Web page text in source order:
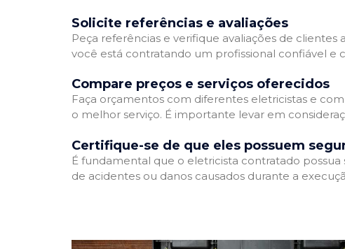
Solicite referências e avaliações
Peça referências e verifique avaliações de
você está contratando um profissional confiável e
Compare preços e serviços oferecidos
Faça orçamentos com diferentes eletricistas e
o melhor serviço. É importante levar em
Certifique-se de que eles possuem
É fundamental que o eletricista contratado
de acidentes ou danos causados durante a